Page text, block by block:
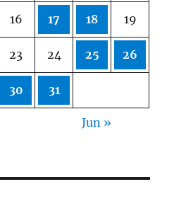
16 17 18 19
23 24 25 26
30 31
Jun »